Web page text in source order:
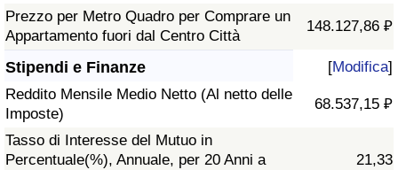
Prezzo per Metro Quadro per Comprare un
Appartamento fuori dal Centro Città
148.127,86 ₽
Stipendi e Finanze [Modifica]
Reddito Mensile Medio Netto (Al netto delle
Imposte)
68.537,15 ₽
Tasso di Interesse del Mutuo in
Percentuale(%), Annuale, per 20 Anni a
21,33